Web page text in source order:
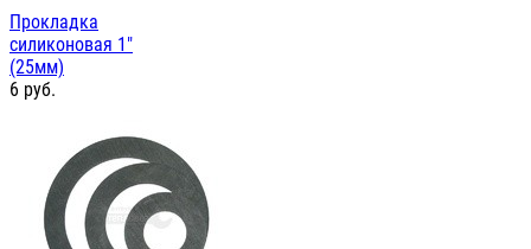
Прокладка
силиконовая 1"
(25мм)
6 руб.